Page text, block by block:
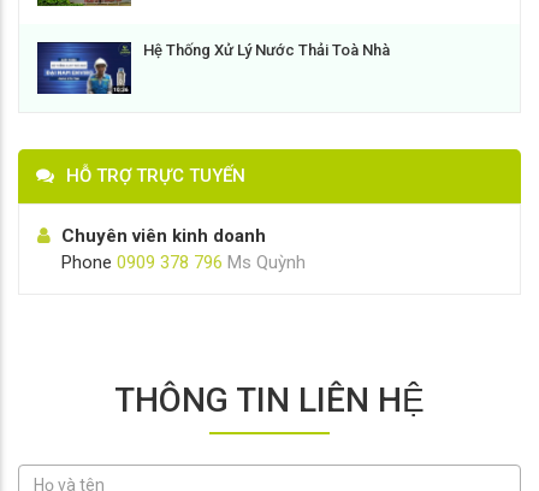
Hệ Thống Xử Lý Nước Thải Toà Nhà
HỖ TRỢ TRỰC TUYẾN
Chuyên viên kinh doanh
Phone 0909 378 796 Ms Quỳnh
THÔNG TIN LIÊN HỆ